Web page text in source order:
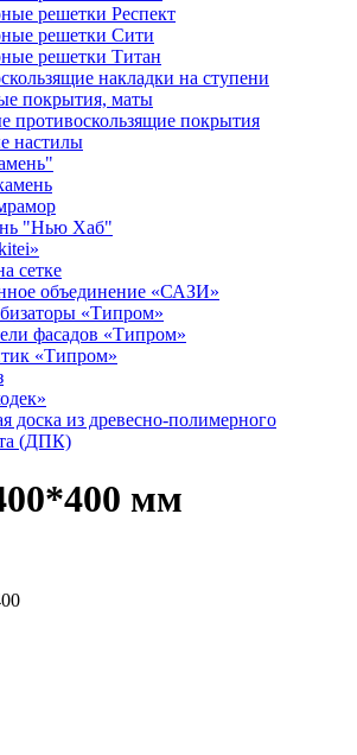
решетки Респект
решетки Сити
решетки Титан
накладки на ступени
покрытия, маты
противоскользящие покрытия
настилы
"Нью Хаб"
сетке
объединение «САЗИ»
«Типром»
фасадов «Типром»
«Типром»
доска из древесно-полимерного
(ДПК)
мм